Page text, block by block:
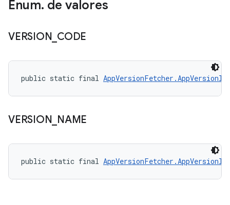
Enum. de valores
VERSION CODE
public static final
VERSION NAME
public static final